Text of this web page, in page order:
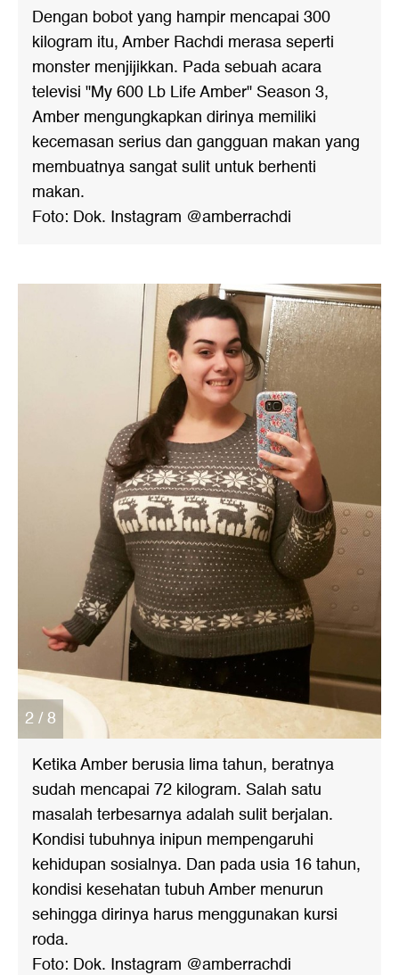
Dengan bobot yang hampir mencapai 300
kilogram itu, Amber Rachdi merasa seperti
monster menjijikkan. Pada sebuah acara
televisi "My 600 Lb Life Amber" Season 3,
Amber mengungkapkan dirinya memiliki
kecemasan serius dan gangguan makan yang
membuatnya sangat sulit untuk berhenti
makan.
Foto: Dok. Instagram @amberrachdi
2 / 8
Ketika Amber berusia lima tahun, beratnya
sudah mencapai 72 kilogram. Salah satu
masalah terbesarnya adalah sulit berjalan.
Kondisi tubuhnya inipun mempengaruhi
kehidupan sosialnya. Dan pada usia 16 tahun,
kondisi kesehatan tubuh Amber menurun
sehingga dirinya harus menggunakan kursi
roda.
Foto: Dok. Instagram @amberrachdi